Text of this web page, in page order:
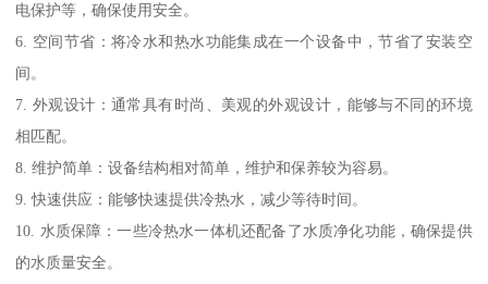
电保护等，确保使用安全。
6. 空间节省：将冷水和热水功能集成在一个设备中，节省了安装空
间。
7. 外观设计：通常具有时尚、美观的外观设计，能够与不同的环境
相匹配。
8. 维护简单：设备结构相对简单，维护和保养较为容易。
9. 快速供应：能够快速提供冷热水，减少等待时间。
10. 水质保障：一些冷热水一体机还配备了水质净化功能，确保提供
的水质量安全。